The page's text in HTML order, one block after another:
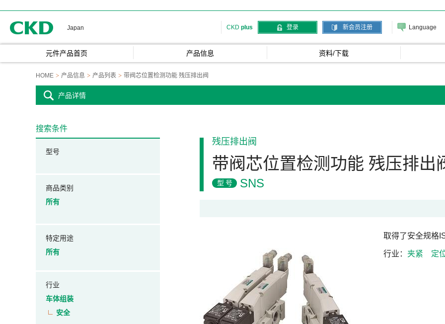
Japan CKD plus 登录 新会员注册 Language
元件产品首页 产品信息 资料/下载
HOME 产品信息 产品列表 带阀芯位置检测功能 残压排出阀
产品详情
残压排出阀
带阀芯位置检测功能 残压排出
型号 SNS
取得了安全规格
行业 夹紧 定
搜索条件
型号
商品类别
所有
特定用途
所有
行业
车体组装
安全